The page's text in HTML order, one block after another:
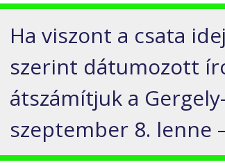
Ha viszont a csata
szerint dátumozott
átszámítjuk a
szeptember 8. lenne